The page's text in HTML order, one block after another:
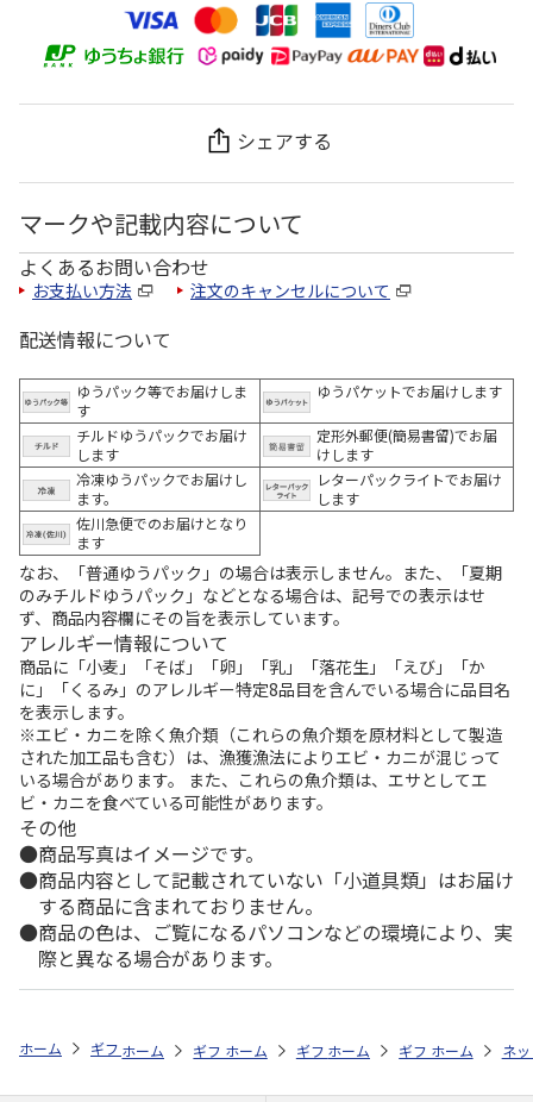
シェアする
マークや記載内容について
よくあるお問い合わせ
お支払い方法 注文のキャンセルについて
配送情報について
ゆうパック等でお届けしま
す
ゆうパケットでお届けします
チルドゆうパックでお届け
します
定形外郵便(簡易書留)でお届
けします
冷凍ゆうパックでお届けし
ます。
レターパックライトでお届け
します
佐川急便でのお届けとなり
ます
なお、「普通ゆうパック」の場合は表示しません。また、「夏期
のみチルドゆうパック」などとなる場合は、記号での表示はせ
ず、商品内容欄にその旨を表示しています。
アレルギー情報について
商品に「小麦」「そば」「卵」「乳」「落花生」「えび」「か
に」「くるみ」のアレルギー特定8品目を含んでいる場合に品目名
を表示します。
※エビ・カニを除く魚介類（これらの魚介類を原材料として製造
された加工品も含む）は、漁獲漁法によりエビ・カニが混じって
いる場合があります。 また、これらの魚介類は、エサとしてエ
ビ・カニを食べている可能性があります。
その他
商品写真はイメージです。
商品内容として記載されていない「小道具類」はお届け
する商品に含まれておりません。
商品の色は、ご覧になるパソコンなどの環境により、実
際と異なる場合があります。
ホーム ギフトストア お中元・夏ギフト特集 2026 お菓子・スイーツ
ホーム ギフトストア お中元・夏ギフト特集 2026
ホーム ギフトストア お中元・夏ギフト
ホーム ギフトストア お
ホーム ネ